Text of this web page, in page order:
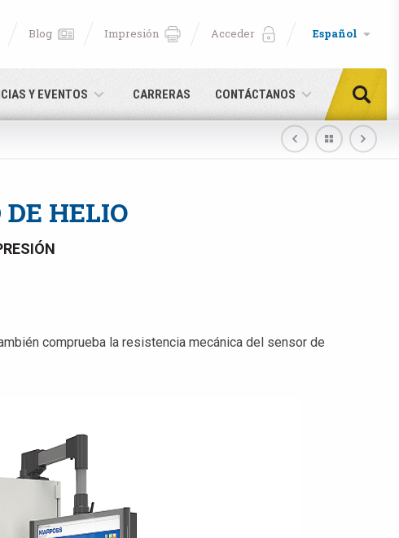
Y EVENTOS CARRERAS CONTÁCTANOS
Blog Impresión Acceder Español
HELIO
comprueba la resistencia mecánica del sensor de
clic aquí